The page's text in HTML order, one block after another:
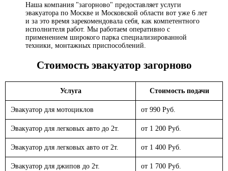
Наша компания "загорново" предоставляет услуги
эвакуатора по Москве и Московской области вот уже 6 лет
и за это время зарекомендовала себя, как компетентного
исполнителя работ. Мы работаем оперативно с
применением широкого парка специализированной
техники, монтажных приспособлений.
Стоимость эвакуатор загорново
Услуга Стоимость подачи
Эвакуатор для мотоциклов от 990 Руб.
Эвакуатор для легковых авто до 2т. от 1 200 Руб.
Эвакуатор для легковых авто от 2т. от 1 400 Руб.
Эвакуатор для джипов до 2т. от 1 700 Руб.